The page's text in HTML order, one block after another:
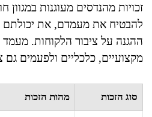
זכויות מהנדסים מעוגנות במגוון
להבטיח את מעמדם, את יכולתם
ההגנה על ציבור הלקוחות. מעמד
מקצועיים, כלכליים ולפעמים גם
סוג הזכות מהות הזכות